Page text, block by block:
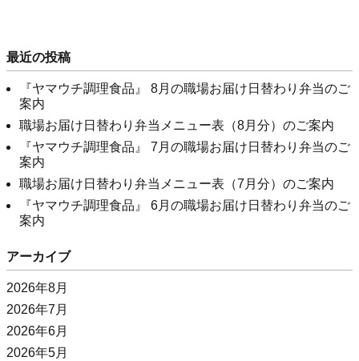
最近の投稿
『ヤマウチ調理食品』 8月の職場お届け日替わり弁当のご
案内
職場お届け日替わり弁当メニュー表（8月分）のご案内
『ヤマウチ調理食品』 7月の職場お届け日替わり弁当のご
案内
職場お届け日替わり弁当メニュー表（7月分）のご案内
『ヤマウチ調理食品』 6月の職場お届け日替わり弁当のご
案内
アーカイブ
2026年8月
2026年7月
2026年6月
2026年5月